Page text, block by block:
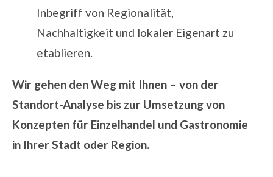
Inbegriff von Regionalität,
Nachhaltigkeit und lokaler Eigenart zu
etablieren.
Wir gehen den Weg mit Ihnen – von der
Standort-Analyse bis zur Umsetzung von
Konzepten für Einzelhandel und Gastronomie
in Ihrer Stadt oder Region.